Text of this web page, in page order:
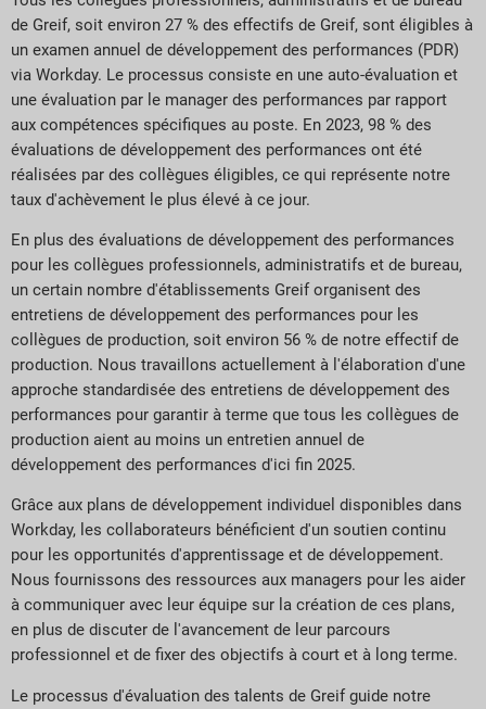
de Greif, soit environ 27 % des effectifs de Greif, sont éligibles à
un examen annuel de développement des performances (PDR)
via Workday. Le processus consiste en une auto-évaluation et
une évaluation par le manager des performances par rapport
aux compétences spécifiques au poste. En 2023, 98 % des
évaluations de développement des performances ont été
réalisées par des collègues éligibles, ce qui représente notre
taux d'achèvement le plus élevé à ce jour.
En plus des évaluations de développement des performances
pour les collègues professionnels, administratifs et de bureau,
un certain nombre d'établissements Greif organisent des
entretiens de développement des performances pour les
collègues de production, soit environ 56 % de notre effectif de
production. Nous travaillons actuellement à l'élaboration d'une
approche standardisée des entretiens de développement des
performances pour garantir à terme que tous les collègues de
production aient au moins un entretien annuel de
développement des performances d'ici fin 2025.
Grâce aux plans de développement individuel disponibles dans
Workday, les collaborateurs bénéficient d'un soutien continu
pour les opportunités d'apprentissage et de développement.
Nous fournissons des ressources aux managers pour les aider
à communiquer avec leur équipe sur la création de ces plans,
en plus de discuter de l'avancement de leur parcours
professionnel et de fixer des objectifs à court et à long terme.
Le processus d'évaluation des talents de Greif guide notre